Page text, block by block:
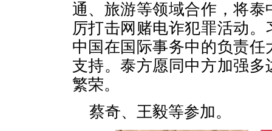
通、旅游等领域合作，将
厉打击网赌电诈犯罪活动
中国在国际事务中的负责
支持。泰方愿同中方加强
繁荣。
蔡奇、王毅等参加。